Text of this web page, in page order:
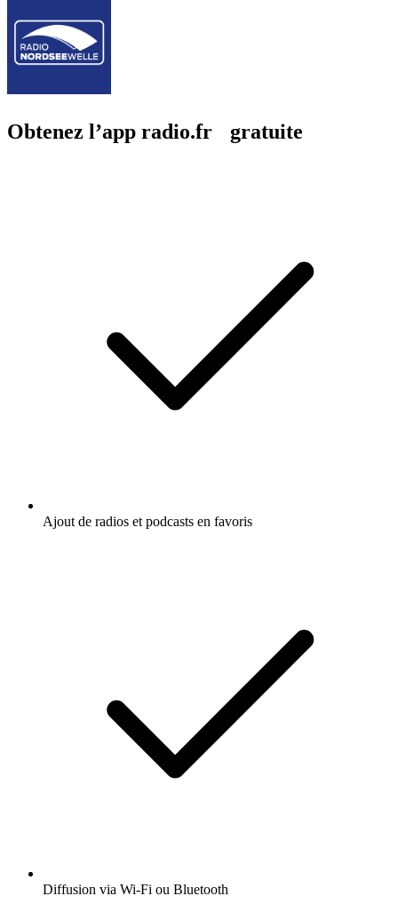
Obtenez l’app radio.fr gratuite
Ajout de radios et podcasts en favoris
Diffusion via Wi-Fi ou Bluetooth